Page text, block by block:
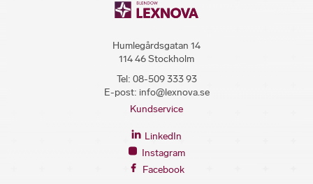
Humlegårdsgatan 14
114 46 Stockholm
Tel: 08-509 333 93
E-post: info@lexnova.se
Kundservice
LinkedIn
Instagram
Facebook